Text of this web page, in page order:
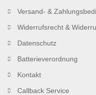
Versand- &
Widerrufsrecht &
Datenschutz
Batterieverordnung
Kontakt
Callback Service